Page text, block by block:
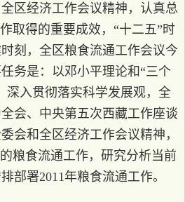
区经济工作会议精神，认真总
取得的重要成效，“十二五”时
刻，全区粮食流通工作会议今
务是：以邓小平理论和“三个
深入贯彻落实科学发展观，全
会、中央第五次西藏工作座谈
会和全区经济工作会议精神，
粮食流通工作，研究分析当前
部署2011年粮食流通工作。